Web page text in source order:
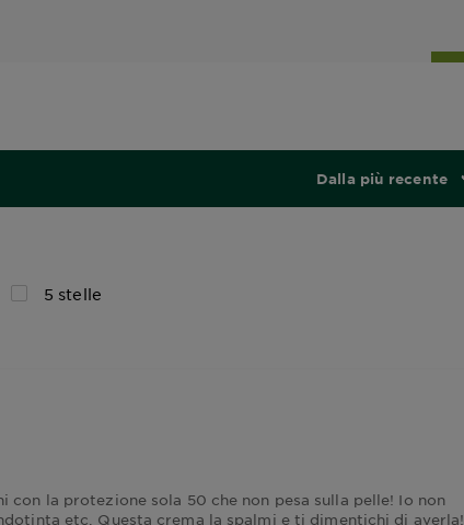
Dalla più recente
5 stelle
la protezione sola 50 che non pesa sulla pelle! Io non
etc. Questa crema la spalmi e ti dimentichi di averla!